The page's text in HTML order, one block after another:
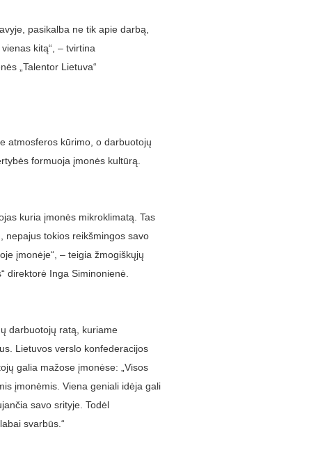
pasikalba ne tik apie darbą,
kitą“, – tvirtina
„Talentor Lietuva“
atmosferos kūrimo, o darbuotojų
formuoja įmonės kultūrą.
kuria įmonės mikroklimatą. Tas
nepajus tokios reikšmingos savo
įmonėje“, – teigia žmogiškųjų
direktorė Inga Siminonienė.
darbuotojų ratą, kuriame
Lietuvos verslo konfederacijos
galia mažose įmonėse: „Visos
įmonėmis. Viena geniali idėja gali
savo srityje. Todėl
svarbūs.“